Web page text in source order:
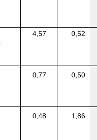
4,57 0,52
0,77 0,50
0,48 1,86